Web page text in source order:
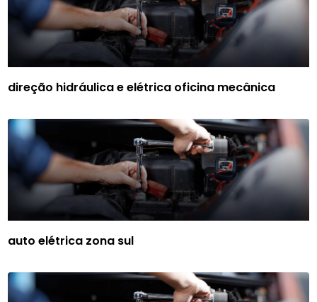
direção hidráulica e elétrica oficina mecânica
auto elétrica zona sul